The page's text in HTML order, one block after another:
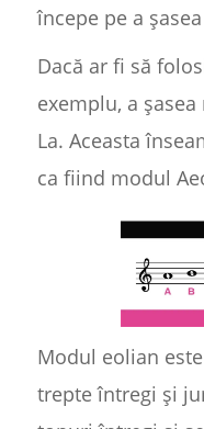
începe pe a
Dacă ar fi să
exemplu, a
La. Aceasta
ca fiind modul
Modul eolian
trepte întregi și